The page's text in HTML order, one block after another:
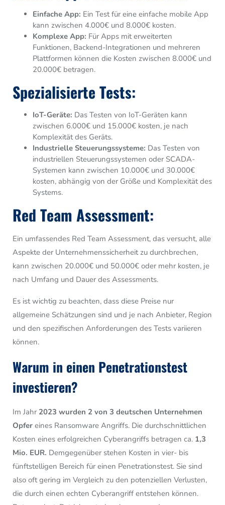
Einfache App: Ein Test für eine einfache mobile App
kann zwischen 4.000€ und 8.000€ kosten.
Komplexe App: Für Apps mit erweiterten
Funktionen, Backend-Integrationen und mehreren
Plattformen können die Kosten zwischen 8.000€ und
20.000€ betragen.
Spezialisierte Tests:
IoT-Geräte: Das Testen von IoT-Geräten kann
zwischen 6.000€ und 15.000€ kosten, je nach
Komplexität des Geräts.
Industrielle Steuerungssysteme: Das Testen von
industriellen Steuerungssystemen oder SCADA-
Systemen kann zwischen 10.000€ und 30.000€
kosten, abhängig von der Größe und Komplexität des
Systems.
Red Team Assessment:
Ein umfassendes Red Team Assessment, das versucht, alle
Aspekte der Unternehmenssicherheit zu durchbrechen,
kann zwischen 20.000€ und 50.000€ oder mehr kosten, je
nach Umfang und Dauer des Assessments.
Es ist wichtig zu beachten, dass diese Preise nur
allgemeine Schätzungen sind und je nach Anbieter, Region
und den spezifischen Anforderungen des Tests variieren
können.
Warum in einen Penetrationstest
investieren?
Im Jahr 2023 wurden 2 von 3 deutschen Unternehmen
Opfer eines Ransomware Angriffs. Die durchschnittlichen
Kosten eines erfolgreichen Cyberangriffs betragen ca. 1,3
Mio. EUR. Demgegenüber stehen Kosten in vier- bis
fünftstelligen Bereich für einen Penetrationstest. Sie sind
also oft gering im Vergleich zu den potenziellen Verlusten,
die durch einen echten Cyberangriff entstehen können.